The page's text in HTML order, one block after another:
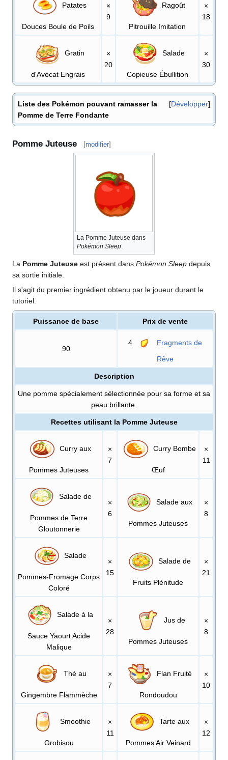
Patates
Douces Boule de Poils
×
9
Ragoût
Pitrouille Imitation
×
18
Gratin
d'Avocat Engrais
×
20
Salade
Copieuse Ébullition
×
30
Développer
Liste des Pokémon pouvant ramasser la
Pomme de Terre Fondante
Pomme Juteuse [modifier]
La Pomme Juteuse dans
Pokémon Sleep.
La Pomme Juteuse est présent dans Pokémon Sleep depuis
sa sortie initiale.
Il s'agit du premier ingrédient obtenu par le joueur durant le
tutoriel.
Puissance de base Prix de vente
90
4 Fragments de
Rêve
Description
Une pomme spécialement sélectionnée pour sa forme et sa
peau brillante.
Recettes utilisant la Pomme Juteuse
Curry aux
Pommes Juteuses
×
7
Curry Bombe
Œuf
×
11
Salade de
Pommes de Terre
Gloutonnerie
×
6
Salade aux
Pommes Juteuses
×
8
Salade
Pommes-Fromage Corps
Coloré
×
15
Salade de
Fruits Plénitude
×
21
Salade à la
Sauce Yaourt Acide
Malique
×
28
Jus de
Pommes Juteuses
×
8
Thé au
Gingembre Flammèche
×
7
Flan Fruité
Rondoudou
×
10
Smoothie
Grobisou
×
11
Tarte aux
Pommes Air Veinard
×
12